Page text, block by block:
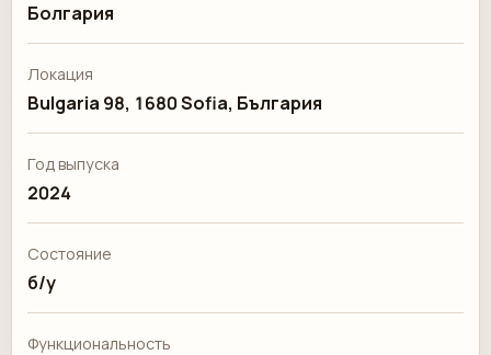
Болгария
Локация
Bulgaria 98, 1680 Sofia, България
Год выпуска
2024
Состояние
б/у
Функциональность